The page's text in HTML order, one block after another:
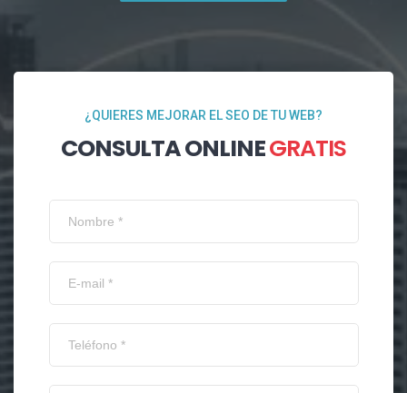
¿QUIERES MEJORAR EL SEO DE TU WEB?
CONSULTA ONLINEGRATIS